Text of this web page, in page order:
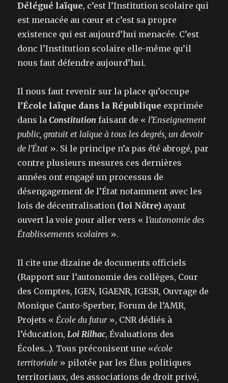
Délégué laïque, c’est l’Institution scolaire qui
est menacée au cœur et c’est sa propre
existence qui est aujourd’hui menacée. C’est
donc l’Institution scolaire elle-même qu’il
nous faut défendre aujourd’hui.
Il nous faut revenir sur la place qu’occupe
l’École laïque dans la République exprimée
dans la Constitution faisant de « l’Enseignement
public, gratuit et laïque à tous les degrés, un devoir
de l’État ». Si le principe n’a pas été abrogé, par
contre plusieurs mesures ces dernières
années ont engagé un processus de
désengagement de l’État notamment avec les
lois de décentralisation (loi Nôtre) ayant
ouvert la voie pour aller vers « l‘autonomie des
Établissements scolaires ».
Il cite une dizaine de documents officiels
(Rapport sur l’autonomie des collèges, Cour
des Comptes, IGEN, IGAENR, IGESR, Ouvrage de
Monique Canto-Sperber, Forum de l’AMR,
Projets «École du futur», CNR dédiés à
l’éducation,Loi Rilhac, Évaluations des
Écoles…). Tous préconisent une «école
territoriale » pilotée par les Élus politiques
territoriaux, des associations de droit privé,